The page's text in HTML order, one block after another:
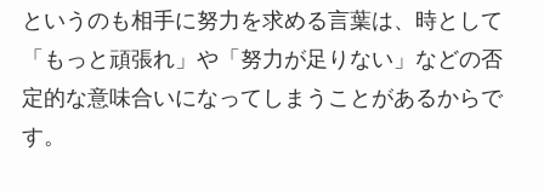
というのも相手に努力を求める言葉は、時として
「もっと頑張れ」や「努力が足りない」などの否
定的な意味合いになってしまうことがあるからで
す。